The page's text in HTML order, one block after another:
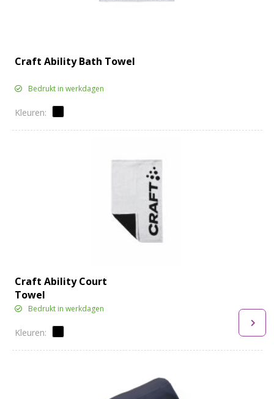
Craft Ability Bath Towel
Bedrukt in werkdagen
Craft Ability Court
Towel
Bedrukt in werkdagen